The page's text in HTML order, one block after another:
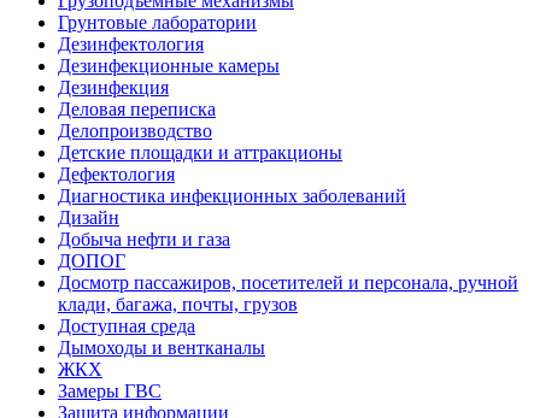
Грунтовые лаборатории
Дезинфектология
Дезинфекционные камеры
Дезинфекция
Деловая переписка
Делопроизводство
Детские площадки и аттракционы
Дефектология
Диагностика инфекционных заболеваний
Дизайн
Добыча нефти и газа
ДОПОГ
Досмотр пассажиров, посетителей и персонала, ручной
клади, багажа, почты, грузов
Доступная среда
Дымоходы и вентканалы
ЖКХ
Замеры ГВС
Защита информации